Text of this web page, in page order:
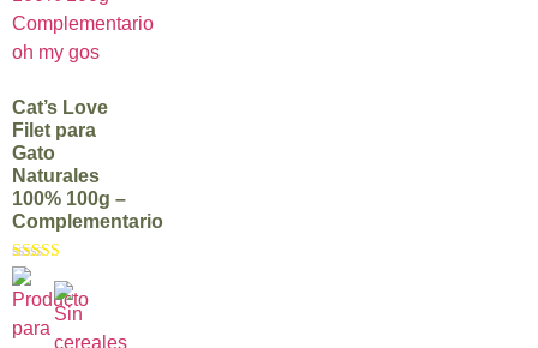
Cat’s Love
Filet para
Gato
Naturales
100% 100g –
Complementario
Valorado
con
4.33
de 5